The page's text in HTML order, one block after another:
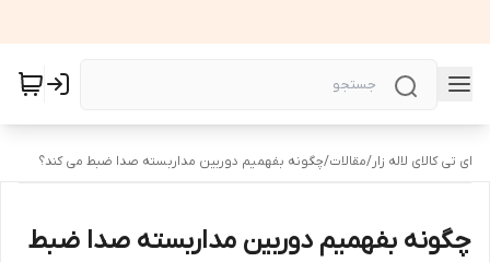
ای تی کالای لاله زار/مقالات/چگونه بفهمیم دوربین مداربسته صدا ضبط می کند؟
چگونه بفهمیم دوربین مداربسته صدا ضبط